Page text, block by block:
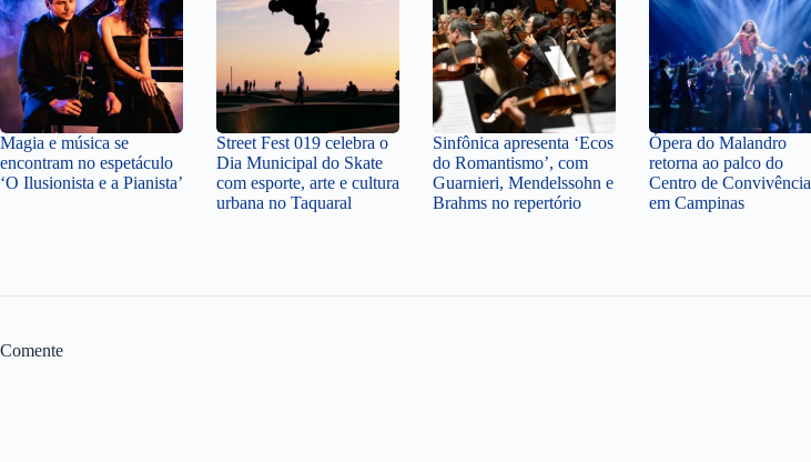
Magia e música se
encontram no espetáculo
‘O Ilusionista e a Pianista’
Street Fest 019 celebra o
Dia Municipal do Skate
com esporte, arte e cultura
urbana no Taquaral
Sinfônica apresenta ‘Ecos
do Romantismo’, com
Guarnieri, Mendelssohn e
Brahms no repertório
Ópera do Malandro
retorna ao palco do
Centro de Convivência
em Campinas
Comente